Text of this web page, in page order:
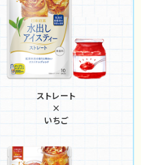
ストレート
×
いちご